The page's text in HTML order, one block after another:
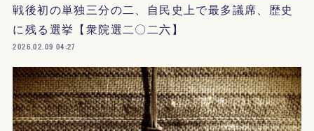
戦後初の単独三分の二、自民史上で最多議席、歴史
に残る選挙【衆院選二〇二六】
2026.02.09 04:27